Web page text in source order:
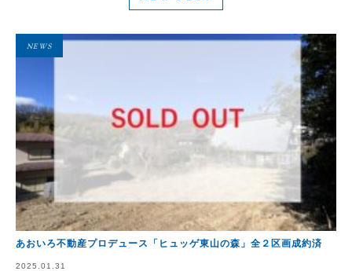
NEWS
あおいろ不動産プロデュース「ヒュッゲ東山の森」全２区画成約済
2025.01.31